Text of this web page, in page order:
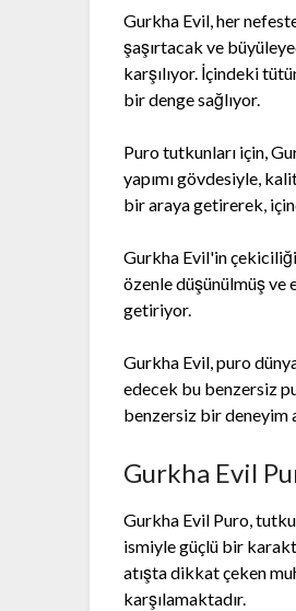
Gurkha Evil, her
şaşırtacak ve
karşılıyor. İçindeki
bir denge sağlıyor.
Puro tutkunları için,
yapımı gövdesiyle,
bir araya getirerek,
Gurkha Evil'in
özenle düşünülmüş ve
getiriyor.
Gurkha Evil, puro
edecek bu benzersiz
benzersiz bir deneyim
Gurkha Evil
Gurkha Evil Puro,
ismiyle güçlü bir
atışta dikkat çeken
karşılamaktadır.